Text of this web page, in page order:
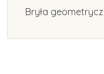
Bryła